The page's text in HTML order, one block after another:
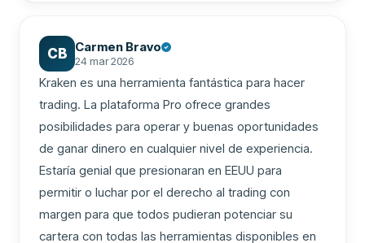
CB Carmen Bravo
24 mar 2026
Kraken es una herramienta fantástica para hacer
trading. La plataforma Pro ofrece grandes
posibilidades para operar y buenas oportunidades
de ganar dinero en cualquier nivel de experiencia.
Estaría genial que presionaran en EEUU para
permitir o luchar por el derecho al trading con
margen para que todos pudieran potenciar su
cartera con todas las herramientas disponibles en